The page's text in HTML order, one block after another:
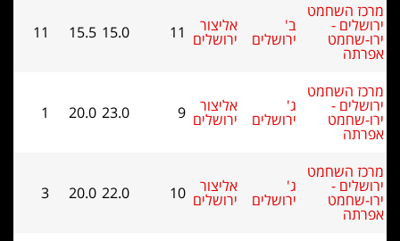
ב'
ירושלים
אליצור
ירושלים 11
15.0
15.5
11
ג'
ירושלים
אליצור
ירושלים 9
23.0
20.0
1
ג'
ירושלים
אליצור
ירושלים 10
22.0
20.0
3